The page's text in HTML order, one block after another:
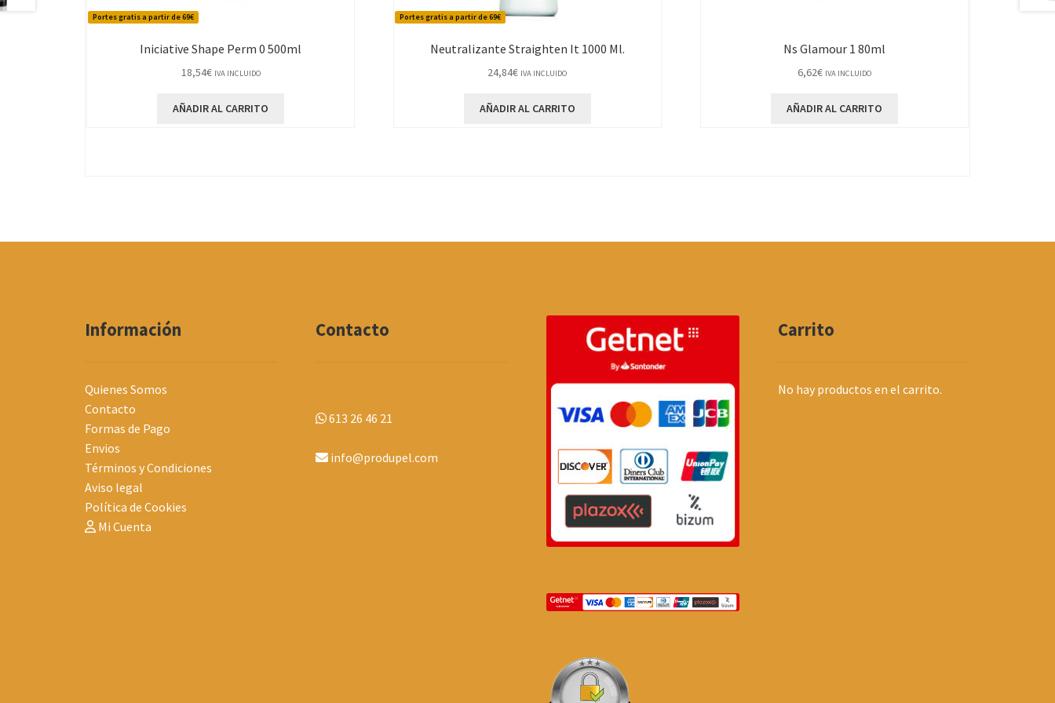
Portes gratis a partir de 69€
Iniciative Shape Perm 0 500ml
18,54€ IVA INCLUIDO
AÑADIR AL CARRITO
Portes gratis a partir de 69€
Neutralizante Straighten It 1000 Ml.
24,84€ IVA INCLUIDO
AÑADIR AL CARRITO
Ns Glamour 1 80ml
6,62€ IVA INCLUIDO
AÑADIR AL CARRITO
Información
Quienes Somos
Contacto
Formas de Pago
Envios
Términos y Condiciones
Aviso legal
Política de Cookies
Mi Cuenta
Contacto
613 26 46 21
info@produpel.com
Carrito
No hay productos en el carrito.